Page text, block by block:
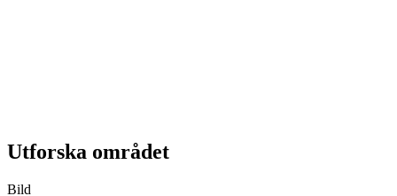
Utforska området
Bild